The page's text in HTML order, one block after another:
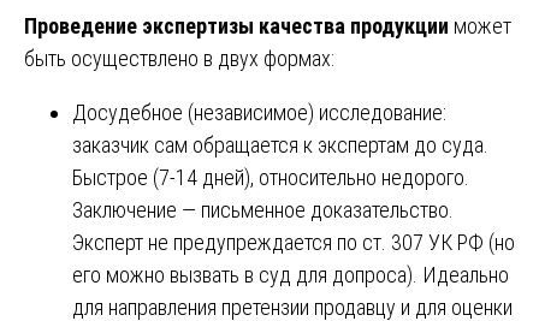
Проведение экспертизы качества продукции может
быть осуществлено в двух формах:
Досудебное (независимое) исследование:
заказчик сам обращается к экспертам до суда.
Быстрое (7-14 дней), относительно недорого.
Заключение — письменное доказательство.
Эксперт не предупреждается по ст. 307 УК РФ (но
его можно вызвать в суд для допроса). Идеально
для направления претензии продавцу и для оценки